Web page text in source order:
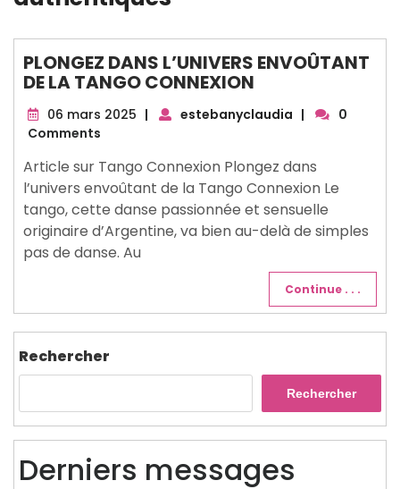
PLONGEZ DANS L’UNIVERS ENVOÛTANT
DE LA TANGO CONNEXION
06 mars 2025 06
| estebanyclaudia |
0
Comments
Article sur Tango Connexion Plongez dans
l’univers envoûtant de la Tango Connexion Le
tango, cette danse passionnée et sensuelle
originaire d’Argentine, va bien au-delà de simples
pas de danse. Au
Continue . . .
Rechercher
Rechercher
Derniers messages